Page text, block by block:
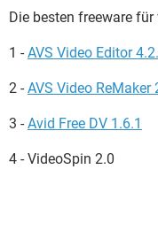
Die besten freeware
1 - AVS Video Editor
2 - AVS Video ReMaker
3 - Avid Free DV 1.6.1
4 - VideoSpin 2.0